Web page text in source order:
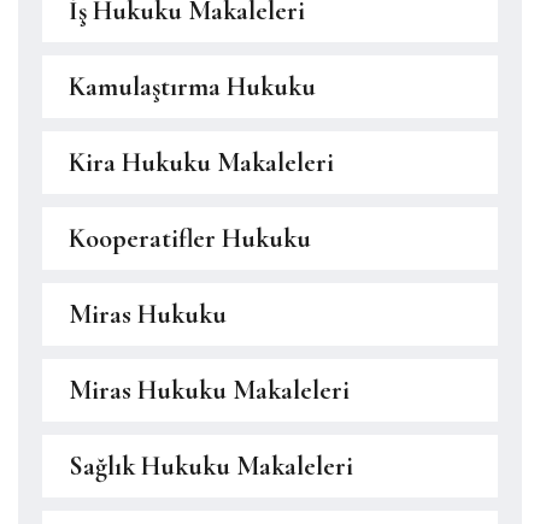
İş Hukuku Makaleleri
Kamulaştırma Hukuku
Kira Hukuku Makaleleri
Kooperatifler Hukuku
Miras Hukuku
Miras Hukuku Makaleleri
Sağlık Hukuku Makaleleri